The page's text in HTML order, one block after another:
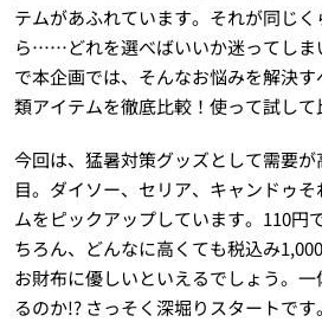
テムがあふれています。それが同じ
ら……どれを選べばいいか迷ってしま
で本企画では、そんなお悩みを解決
類アイテムを徹底比較！使って試して
今回は、猛暑対策グッズとして需要
目。ダイソー、セリア、キャンドゥ
ムをピックアップしています。110円
ちろん、どんなに高くても税込み
お財布に優しいといえるでしょう。
るのか!? さっそく深堀りスタートです。